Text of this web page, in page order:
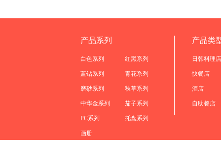
产品系列
白色系列 红黑系列
蓝钻系列 青花系列
磨砂系列 秋草系列
中华金系列 茄子系列
PC系列 托盘系列
画册
产品类
日韩料理店
快餐店
酒店
自助餐店